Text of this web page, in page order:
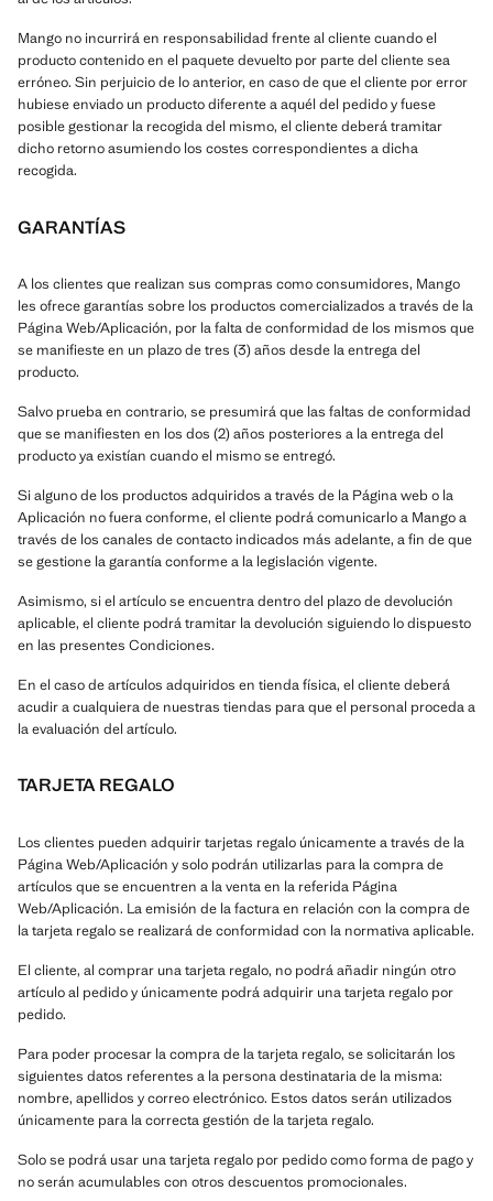
Mango no incurrirá en responsabilidad frente al cliente cuando el
producto contenido en el paquete devuelto por parte del cliente sea
erróneo. Sin perjuicio de lo anterior, en caso de que el cliente por error
hubiese enviado un producto diferente a aquél del pedido y fuese
posible gestionar la recogida del mismo, el cliente deberá tramitar
dicho retorno asumiendo los costes correspondientes a dicha
recogida.
GARANTÍAS
A los clientes que realizan sus compras como consumidores, Mango
les ofrece garantías sobre los productos comercializados a través de la
Página Web/Aplicación, por la falta de conformidad de los mismos que
se manifieste en un plazo de tres (3) años desde la entrega del
producto.
Salvo prueba en contrario, se presumirá que las faltas de conformidad
que se manifiesten en los dos (2) años posteriores a la entrega del
producto ya existían cuando el mismo se entregó.
Si alguno de los productos adquiridos a través de la Página web o la
Aplicación no fuera conforme, el cliente podrá comunicarlo a Mango a
través de los canales de contacto indicados más adelante, a fin de que
se gestione la garantía conforme a la legislación vigente.
Asimismo, si el artículo se encuentra dentro del plazo de devolución
aplicable, el cliente podrá tramitar la devolución siguiendo lo dispuesto
en las presentes Condiciones.
En el caso de artículos adquiridos en tienda física, el cliente deberá
acudir a cualquiera de nuestras tiendas para que el personal proceda a
la evaluación del artículo.
TARJETA REGALO
Los clientes pueden adquirir tarjetas regalo únicamente a través de la
Página Web/Aplicación y solo podrán utilizarlas para la compra de
artículos que se encuentren a la venta en la referida Página
Web/Aplicación. La emisión de la factura en relación con la compra de
la tarjeta regalo se realizará de conformidad con la normativa aplicable.
El cliente, al comprar una tarjeta regalo, no podrá añadir ningún otro
artículo al pedido y únicamente podrá adquirir una tarjeta regalo por
pedido.
Para poder procesar la compra de la tarjeta regalo, se solicitarán los
siguientes datos referentes a la persona destinataria de la misma:
nombre, apellidos y correo electrónico. Estos datos serán utilizados
únicamente para la correcta gestión de la tarjeta regalo.
Solo se podrá usar una tarjeta regalo por pedido como forma de pago y
no serán acumulables con otros descuentos promocionales.